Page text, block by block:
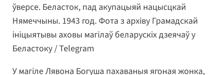
ўверсе. Беласток, пад акупацыяй нацысцкай
Нямеччыны. 1943 год. Фота з архіву Грамадскай
ініцыятывы аховы магілаў беларускіх дзеячаў у
Беластоку / Telegram
У магіле Лявона Богуша пахаваныя ягоная жонка,